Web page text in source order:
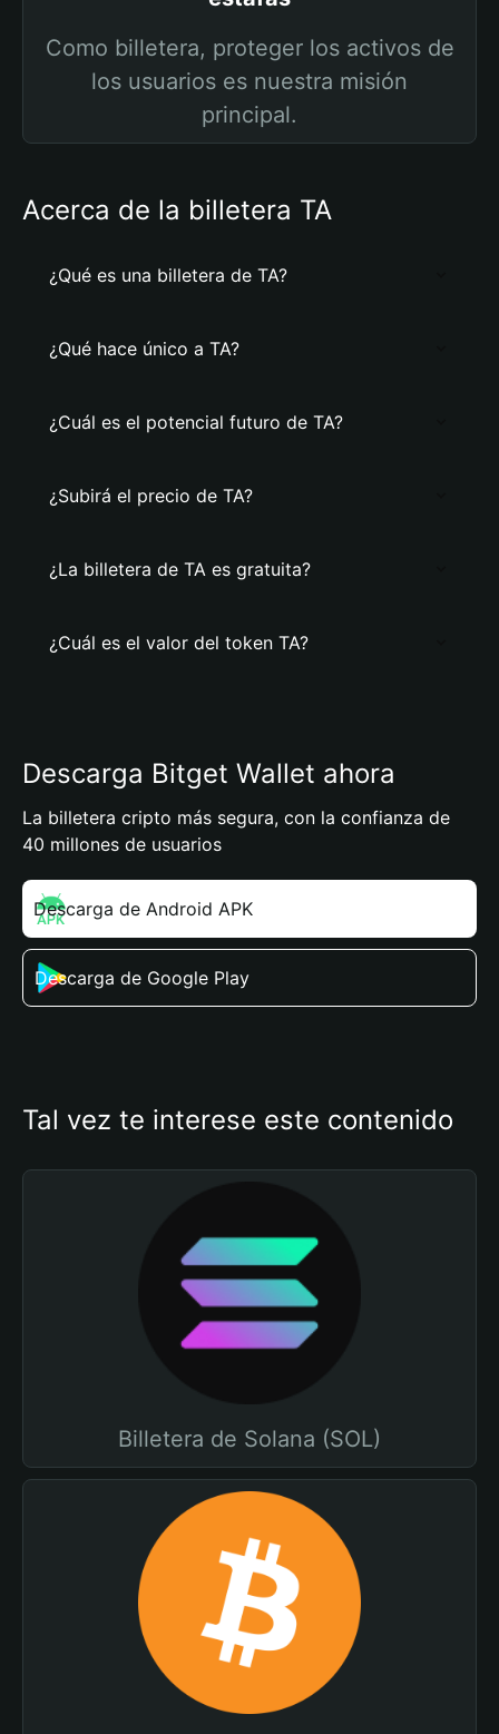
Como billetera, proteger los activos de
los usuarios es nuestra misión
principal.
Acerca de la billetera TA
¿Qué es una billetera de TA?
¿Qué hace único a TA?
¿Cuál es el potencial futuro de TA?
¿Subirá el precio de TA?
¿La billetera de TA es gratuita?
¿Cuál es el valor del token TA?
Descarga Bitget Wallet ahora
La billetera cripto más segura, con la confianza de
40 millones de usuarios
Descarga de Android APK
Descarga de Google Play
Tal vez te interese este contenido
Billetera de Solana (SOL)